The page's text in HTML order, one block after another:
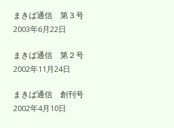
まきば通信 第３号
2003年6月22日
まきば通信 第２号
2002年11月24日
まきば通信 創刊号
2002年4月10日